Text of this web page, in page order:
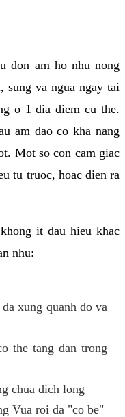
don am ho nhu nong
sung va ngua ngay tai
o 1 dia diem cu the.
am dao co kha nang
Mot so con cam giac
tu truoc, hoac dien ra
it dau hieu khac
nhu:
xung quanh do va
the tang dan trong
chua dich long
Vua roi da "co be"